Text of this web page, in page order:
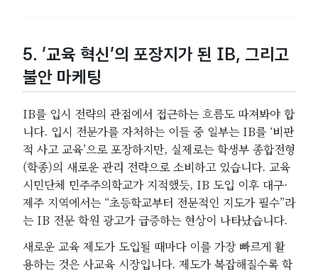
5. ‘교육 혁신’의 포장지가 된 IB, 그리고
불안 마케팅
IB를 입시 전략의 관점에서 접근하는 흐름도 따져봐야 합
니다. 입시 전문가를 자처하는 이들 중 일부는 IB를 ‘비판
적 사고 교육’으로 포장하지만, 실제로는 학생부 종합전형
(학종)의 새로운 관리 전략으로 소비하고 있습니다. 교육
시민단체 민주주의학교가 지적했듯, IB 도입 이후 대구·
제주 지역에서는 “초등학교부터 전문적인 지도가 필수”라
는 IB 전문 학원 광고가 급증하는 현상이 나타났습니다.
새로운 교육 제도가 도입될 때마다 이를 가장 빠르게 활
용하는 것은 사교육 시장입니다. 제도가 복잡해질수록 학